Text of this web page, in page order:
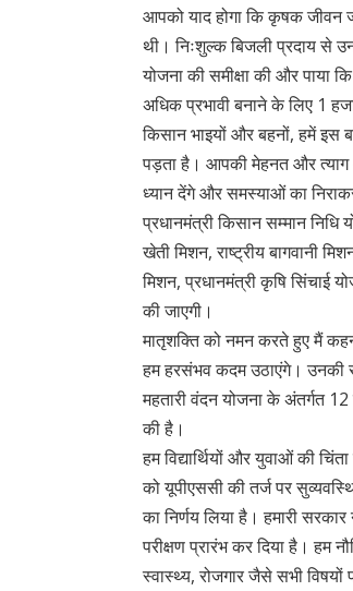
आपको याद होगा कि कृषक जीवन
थी। निःशुल्क बिजली प्रदाय से
योजना की समीक्षा की और पाया
अधिक प्रभावी बनाने के लिए 1
किसान भाइयों और बहनों, हमें
पड़ता है। आपकी मेहनत और त्याग
ध्यान देंगे और समस्याओं का
प्रधानमंत्री किसान सम्मान
खेती मिशन, राष्ट्रीय बागवानी
मिशन, प्रधानमंत्री कृषि सिंचाई
की जाएगी।
मातृशक्ति को नमन करते हुए मैं
हम हरसंभव कदम उठाएंगे। उनकी
महतारी वंदन योजना के अंतर्गत 12
की है।
हम विद्यार्थियों और युवाओं की
को यूपीएससी की तर्ज पर
का निर्णय लिया है। हमारी
परीक्षण प्रारंभ कर दिया है। हम
स्वास्थ्य, रोजगार जैसे सभी